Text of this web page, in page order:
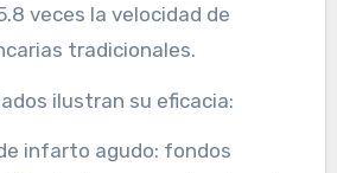
veces la velocidad de
tradicionales.
ilustran su eficacia:
infarto agudo: fondos